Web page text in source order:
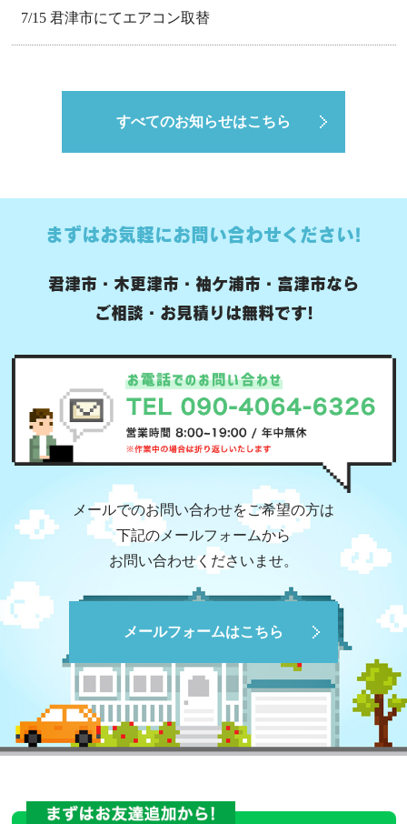
7/15 君津市にてエアコン取替
すべてのお知らせはこちら
まずはお気軽にお問い合わせください!
君津市・木更津市・袖ケ浦市・富津市なら
ご相談・お見積りは無料です!
メールでのお問い合わせをご希望の方は
下記のメールフォームから
お問い合わせくださいませ。
メールフォームはこちら